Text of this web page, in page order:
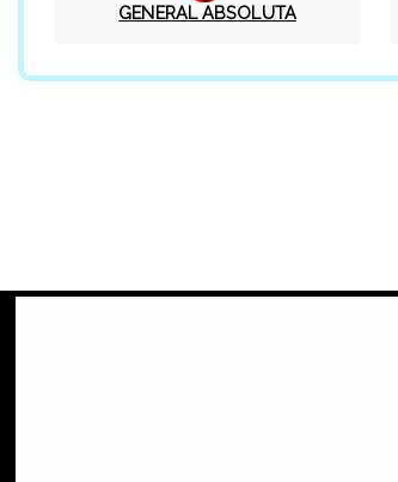
GENERAL ABSOLUTA